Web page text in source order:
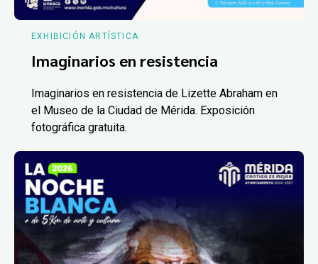
EXHIBICIÓN ARTÍSTICA
Imaginarios en resistencia
Imaginarios en resistencia de Lizette Abraham en
el Museo de la Ciudad de Mérida. Exposición
fotográfica gratuita.